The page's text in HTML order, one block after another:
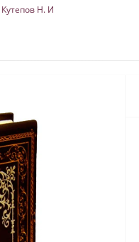
Н. И